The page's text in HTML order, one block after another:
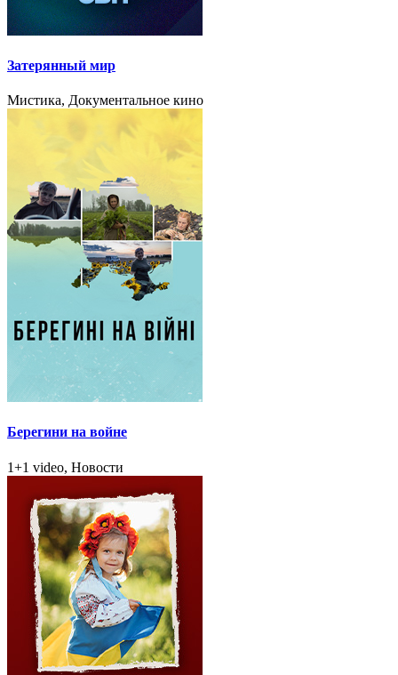
Затерянный мир
Мистика, Документальное кино
Берегини на войне
1+1 video, Новости